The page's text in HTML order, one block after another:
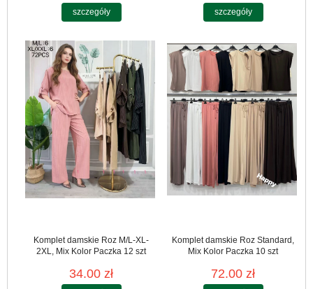
szczegóły szczegóły
Komplet damskie Roz M/L-XL-
2XL, Mix Kolor Paczka 12 szt
34.00 zł
Komplet damskie Roz Standard,
Mix Kolor Paczka 10 szt
72.00 zł